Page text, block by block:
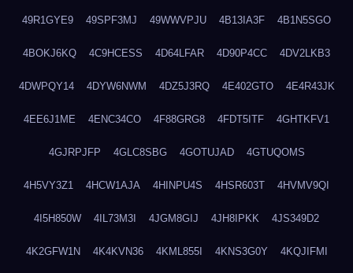
49R1GYE9 49SPF3MJ 49WWVPJU 4B13IA3F 4B1N5SGO
4BOKJ6KQ 4C9HCESS 4D64LFAR 4D90P4CC 4DV2LKB3
4DWPQY14 4DYW6NWM 4DZ5J3RQ 4E402GTO 4E4R43JK
4EE6J1ME 4ENC34CO 4F88GRG8 4FDT5ITF 4GHTKFV1
4GJRPJFP 4GLC8SBG 4GOTUJAD 4GTUQOMS
4H5VY3Z1 4HCW1AJA 4HINPU4S 4HSR603T 4HVMV9QI
4I5H850W 4IL73M3I 4JGM8GIJ 4JH8IPKK 4JS349D2
4K2GFW1N 4K4KVN36 4KML855I 4KNS3G0Y 4KQJIFMI